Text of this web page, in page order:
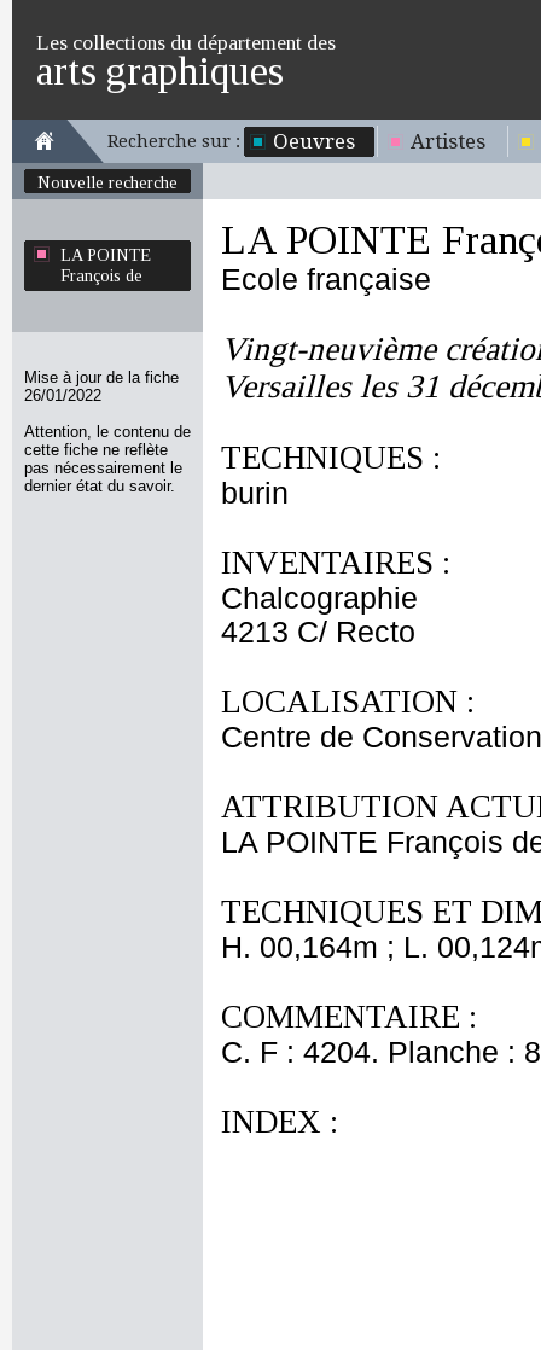
Les collections du département des
arts graphiques
Recherche sur : Oeuvres Artistes
Nouvelle recherche
LA POINTE
François de
Mise à jour de la fiche
26/01/2022
Attention, le contenu de
cette fiche ne reflète
pas nécessairement le
dernier état du savoir.
LA POINTE
Ecole française
Vingt-neuvième
Versailles les 31
TECHNIQUES :
burin
INVENTAIRES :
Chalcographie
4213 C/ Recto
LOCALISATION :
Centre de
ATTRIBUTION
LA POINTE François
TECHNIQUES ET
H. 00,164m ; L.
COMMENTAIRE :
C. F : 4204. Planche :
INDEX :